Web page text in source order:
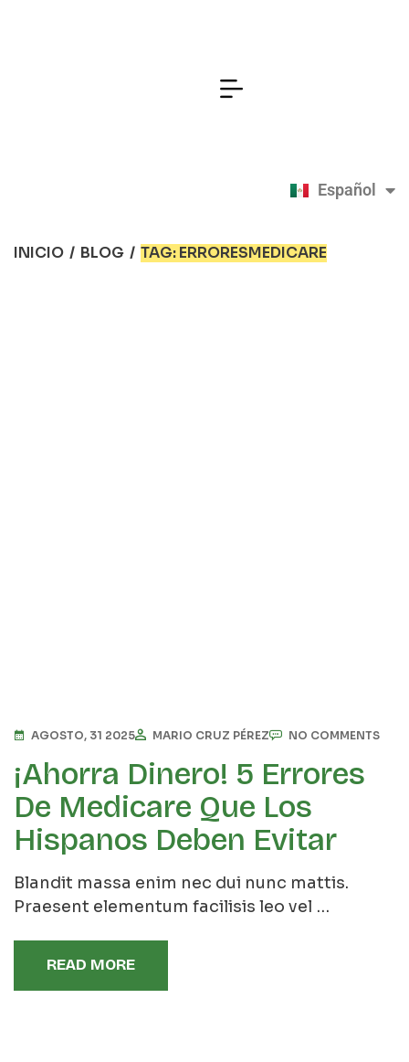
Español
English
INICIO / BLOG / TAG: ERRORESMEDICARE
AGOSTO, 31 2025 MARIO CRUZ PÉREZ NO COMMENTS
¡Ahorra Dinero! 5 Errores
De Medicare Que Los
Hispanos Deben Evitar
Blandit massa enim nec dui nunc mattis.
Praesent elementum facilisis leo vel …
READ MORE